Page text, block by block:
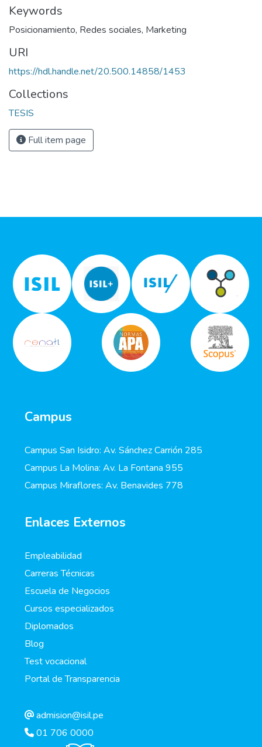
Keywords
Posicionamiento, Redes sociales, Marketing
URI
https://hdl.handle.net/20.500.14858/1453
Collections
TESIS
Full item page
Campus
Campus San Isidro: Av. Sánchez Carrión 285
Campus La Molina: Av. La Fontana 955
Campus Miraflores: Av. Benavides 778
Enlaces Externos
Empleabilidad
Carreras Técnicas
Escuela de Negocios
Cursos especializados
Diplomados
Blog
Test vocacional
Portal de Transparencia
admision@isil.pe
01 706 0000